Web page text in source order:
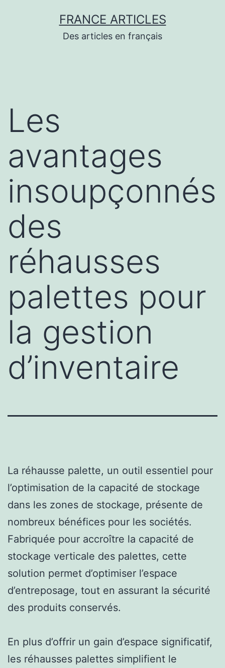
FRANCE ARTICLES
Des articles en français
Les
avantages
insoupçonnés
des
réhausses
palettes pour
la gestion
d’inventaire
La réhausse palette, un outil essentiel pour
l’optimisation de la capacité de stockage
dans les zones de stockage, présente de
nombreux bénéfices pour les sociétés.
Fabriquée pour accroître la capacité de
stockage verticale des palettes, cette
solution permet d’optimiser l’espace
d’entreposage, tout en assurant la sécurité
des produits conservés.
En plus d’offrir un gain d’espace significatif,
les réhausses palettes simplifient le